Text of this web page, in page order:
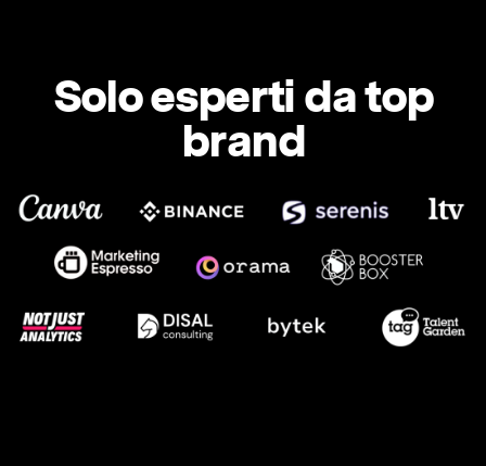
Solo esperti da top
brand